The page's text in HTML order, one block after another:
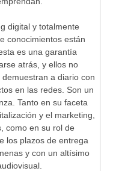
digital y totalmente
conocimientos están
es una garantía
atrás, y ellos no
a diario con
en las redes. Son un
Tanto en su faceta
y el marketing,
como en su rol de
los plazos de entrega
y con un altísimo